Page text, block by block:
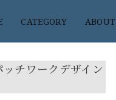
CATEGORY ABOUT
チワークデザイン